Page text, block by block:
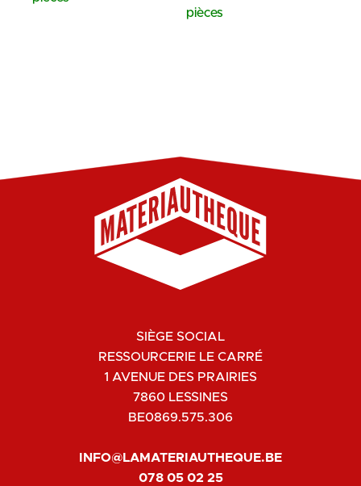
pièces
SIÈGE SOCIAL
RESSOURCERIE LE CARRÉ
1 AVENUE DES PRAIRIES
7860 LESSINES
BE0869.575.306
INFO@LAMATERIAUTHEQUE.BE
078 05 02 25